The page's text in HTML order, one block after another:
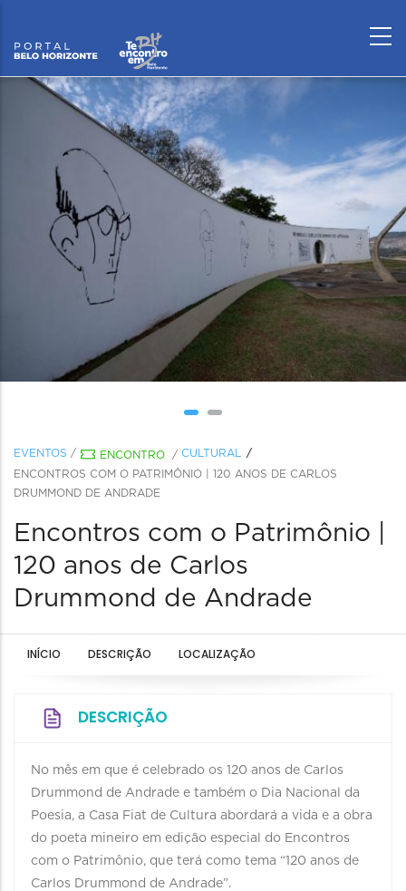
EVENTOS / ENCONTRO / CULTURAL
ENCONTROS COM O PATRIMÔNIO | 120 ANOS DE CARLOS
DRUMMOND DE ANDRADE
Encontros com o Patrimônio |
120 anos de Carlos
Drummond de Andrade
INÍCIO DESCRIÇÃO LOCALIZAÇÃO
DESCRIÇÃO
No mês em que é celebrado os 120 anos de Carlos
Drummond de Andrade e também o Dia Nacional da
Poesia, a Casa Fiat de Cultura abordará a vida e a obra
do poeta mineiro em edição especial do Encontros
com o Patrimônio, que terá como tema “120 anos de
Carlos Drummond de Andrade”.